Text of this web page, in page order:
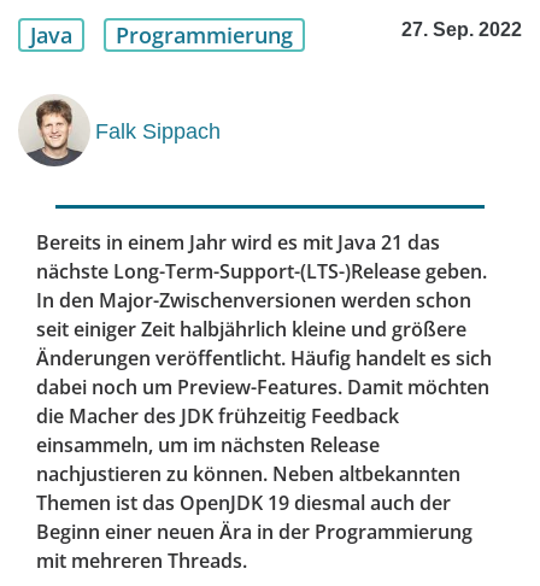
Java Programmierung 27. Sep. 2022
Falk Sippach
Bereits in einem Jahr wird es mit Java 21 das
nächste Long-Term-Support-(LTS-)Release geben.
In den Major-Zwischenversionen werden schon
seit einiger Zeit halbjährlich kleine und größere
Änderungen veröffentlicht. Häufig handelt es sich
dabei noch um Preview-Features. Damit möchten
die Macher des JDK frühzeitig Feedback
einsammeln, um im nächsten Release
nachjustieren zu können. Neben altbekannten
Themen ist das OpenJDK 19 diesmal auch der
Beginn einer neuen Ära in der Programmierung
mit mehreren Threads.